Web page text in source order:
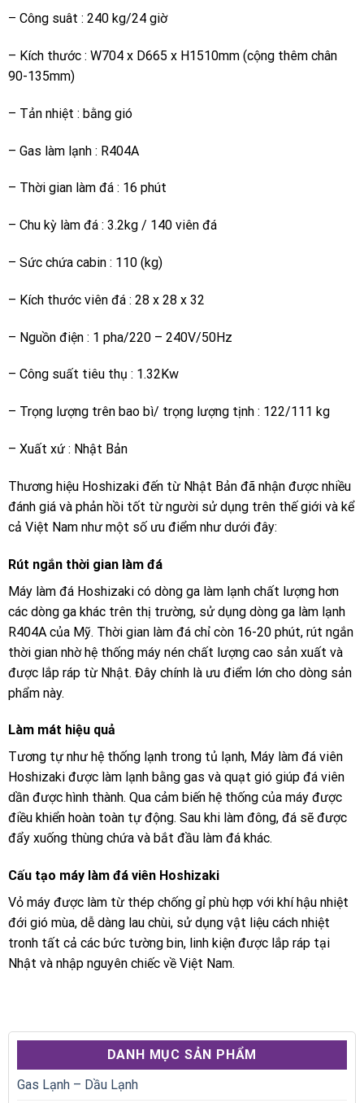
– Công suât : 240 kg/24 giờ
– Kích thước : W704 x D665 x H1510mm (cộng thêm chân
90-135mm)
– Tản nhiệt : bằng gió
– Gas làm lạnh : R404A
– Thời gian làm đá : 16 phút
– Chu kỳ làm đá : 3.2kg / 140 viên đá
– Sức chứa cabin : 110 (kg)
– Kích thước viên đá : 28 x 28 x 32
– Nguồn điện : 1 pha/220 – 240V/50Hz
– Công suất tiêu thụ : 1.32Kw
– Trọng lượng trên bao bì/ trọng lượng tịnh : 122/111 kg
– Xuất xứ : Nhật Bản
Thương hiệu Hoshizaki đến từ Nhật Bản đã nhận được nhiều
đánh giá và phản hồi tốt từ người sử dụng trên thế giới và kể
cả Việt Nam như một số ưu điểm như dưới đây:
Rút ngắn thời gian làm đá
Máy làm đá Hoshizaki có dòng ga làm lạnh chất lượng hơn
các dòng ga khác trên thị trường, sử dụng dòng ga làm lạnh
R404A của Mỹ. Thời gian làm đá chỉ còn 16-20 phút, rút ngắn
thời gian nhờ hệ thống máy nén chất lượng cao sản xuất và
được lắp ráp từ Nhật. Đây chính là ưu điểm lớn cho dòng sản
phẩm này.
Làm mát hiệu quả
Tương tự như hệ thống lạnh trong tủ lạnh, Máy làm đá viên
Hoshizaki được làm lạnh bằng gas và quạt gió giúp đá viên
dần được hình thành. Qua cảm biến hệ thống của máy được
điều khiển hoàn toàn tự động. Sau khi làm đông, đá sẽ được
đẩy xuống thùng chứa và bắt đầu làm đá khác.
Cấu tạo máy làm đá viên Hoshizaki
Vỏ máy được làm từ thép chống gỉ phù hợp với khí hậu nhiệt
đới gió mùa, dễ dàng lau chùi, sử dụng vật liệu cách nhiệt
tronh tất cả các bức tường bin, linh kiện được lắp ráp tại
Nhật và nhập nguyên chiếc về Việt Nam.
DANH MỤC SẢN PHẨM
Gas Lạnh – Dầu Lạnh